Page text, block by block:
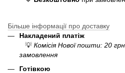
Більше інформації про доставку
Накладений платіж
💡 Комісія Нової пошти: 20
замовлення
Готівкою